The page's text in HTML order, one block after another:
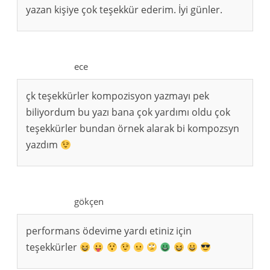
yazan kişiye çok teşekkür ederim. İyi günler.
ece
çk teşekkürler kompozisyon yazmayı pek
biliyordum bu yazı bana çok yardımı oldu çok
teşekkürler bundan örnek alarak bi kompozsyn
yazdım
gökçen
performans ödevime yardı etiniz için
teşekkürler